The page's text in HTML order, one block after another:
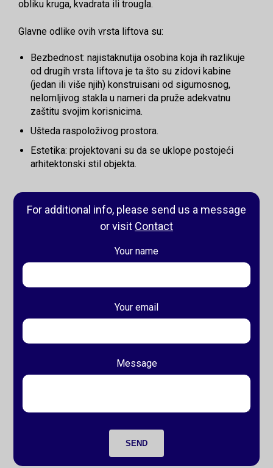
For additional info, please send us a message
or visit Contact
Your name
Your email
Message
SEND
obliku kruga, kvadrata ili trougla.
Glavne odlike ovih vrsta liftova su:
Bezbednost: najistaknutija osobina koja ih razlikuje
od drugih vrsta liftova je ta što su zidovi kabine
(jedan ili više njih) konstruisani od sigurnosnog,
nelomljivog stakla u nameri da pruže adekvatnu
zaštitu svojim korisnicima.
Ušteda raspoloživog prostora.
Estetika: projektovani su da se uklope postojeći
arhitektonski stil objekta.